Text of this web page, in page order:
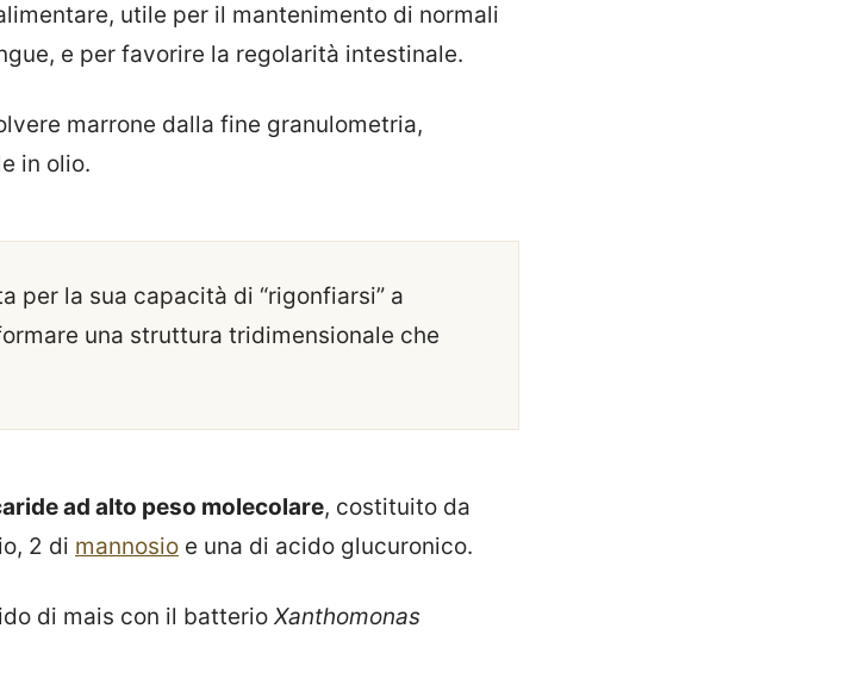
utile per il mantenimento di normali
e per favorire la regolarità intestinale.
marrone dalla fine granulometria,
in olio.
per la sua capacità di “rigonfiarsi” a
una struttura tridimensionale che
ad alto peso molecolare, costituito da
2 di mannosio e una di acido glucuronico.
di mais con il batterio Xanthomonas